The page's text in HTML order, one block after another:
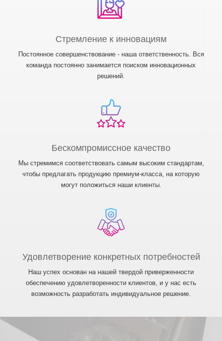
Стремление к инновациям
Постоянное совершенствование - наша ответственность. Вся
команда постоянно занимается поиском инновационных
решений.
Бескомпромиссное качество
Мы стремимся соответствовать самым высоким стандартам,
чтобы предлагать продукцию премиум-класса, на которую
могут положиться наши клиенты.
Удовлетворение конкретных потребностей
Наш успех основан на нашей твердой приверженности
обеспечению удовлетворенности клиентов, и у нас есть
возможность разработать индивидуальное решение.